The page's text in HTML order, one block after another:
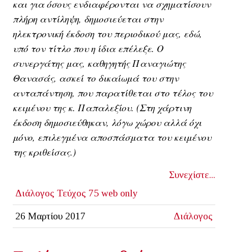
και για όσους ενδιαφέρονται να σχηματίσουν
πλήρη αντίληψη, δημοσιεύεται στην
ηλεκτρονική έκδοση του περιοδικού μας, εδώ,
υπό τον τίτλο που η ίδια επέλεξε. Ο
συνεργάτης μας, καθηγητής Παναγιώτης
Θανασάς, ασκεί το δικαίωμά του στην
ανταπάντηση, που παρατίθεται στο τέλος του
κειμένου της κ. Παπαλεξίου. (Στη χάρτινη
έκδοση δημοσιεύθηκαν, λόγω χώρου αλλά όχι
μόνο, επιλεγμένα αποσπάσματα του κειμένου
της κριθείσας.)
Συνεχίστε...
Διάλογος Τεύχος 75 web only
26 Μαρτίου 2017 Διάλογος